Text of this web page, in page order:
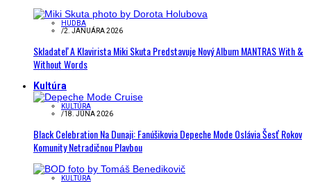
HUDBA
/2. JANUÁRA 2026
Skladateľ A Klavirista Miki Skuta Predstavuje Nový Album MANTRAS With &
Without Words
Kultúra
KULTÚRA
/18. JÚNA 2026
Black Celebration Na Dunaji: Fanúšikovia Depeche Mode Oslávia Šesť Rokov
Komunity Netradičnou Plavbou
KULTÚRA